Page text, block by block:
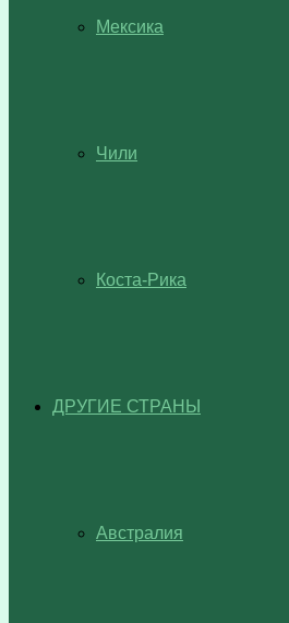
Мексика
Чили
Коста-Рика
ДРУГИЕ СТРАНЫ
Австралия